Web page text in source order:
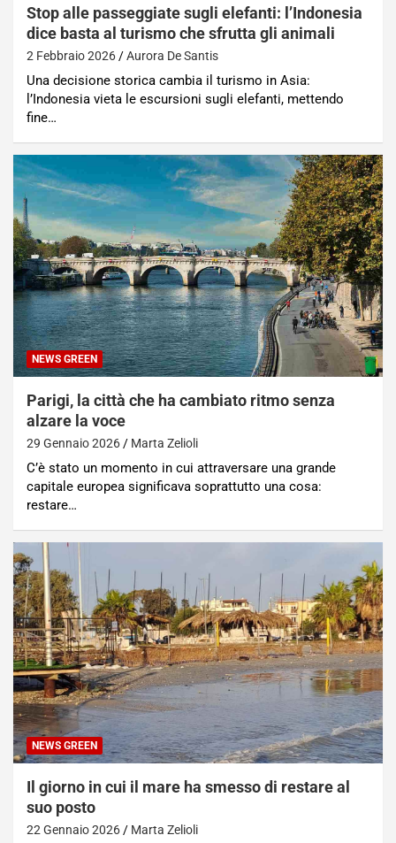
Stop alle passeggiate sugli elefanti: l’Indonesia
dice basta al turismo che sfrutta gli animali
2 Febbraio 2026 Aurora De Santis
Una decisione storica cambia il turismo in Asia:
l’Indonesia vieta le escursioni sugli elefanti, mettendo
fine…
NEWS GREEN
Parigi, la città che ha cambiato ritmo senza
alzare la voce
29 Gennaio 2026 Marta Zelioli
C’è stato un momento in cui attraversare una grande
capitale europea significava soprattutto una cosa:
restare…
NEWS GREEN
Il giorno in cui il mare ha smesso di restare al
suo posto
22 Gennaio 2026 Marta Zelioli